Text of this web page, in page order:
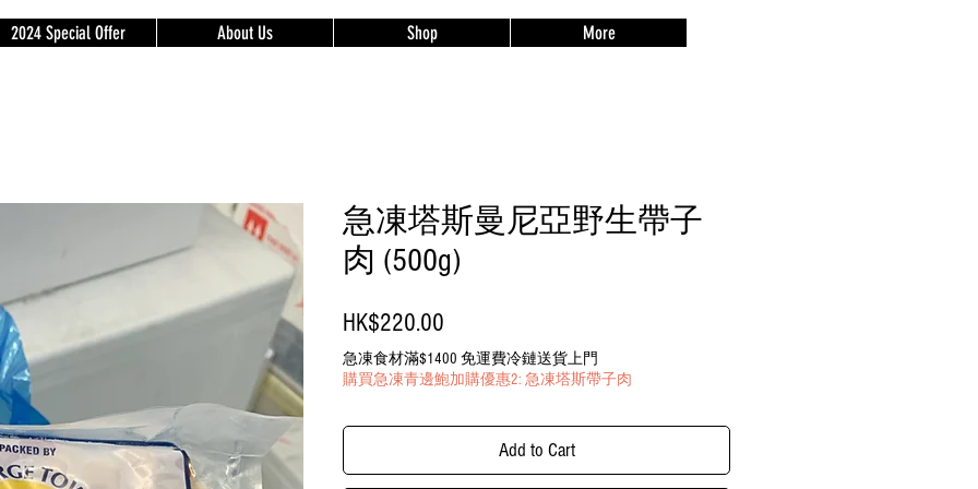
2024 Special Offer About Us Shop More
急凍塔斯曼尼亞野生帶子
肉 (500g)
HK$220.00
急凍食材滿$1400 免運費冷鏈送貨上門
購買急凍青邊鮑加購優惠2: 急凍塔斯帶子肉
Add to Cart